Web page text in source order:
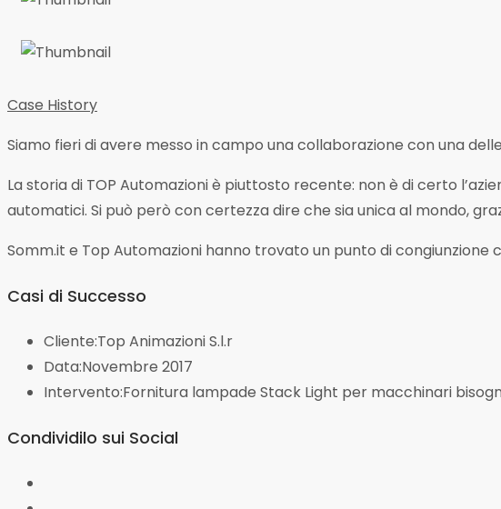
Case History
Siamo fieri di avere messo in campo una collaborazione con una
La storia di TOP Automazioni è piuttosto recente: non è di certo
automatici. Si può però con certezza dire che sia unica al mondo,
Somm.it e Top Automazioni hanno trovato un punto di
Casi di Successo
Cliente:Top Animazioni S.l.r
Data:Novembre 2017
Intervento:Fornitura lampade Stack Light per macchinari
Condividilo sui Social